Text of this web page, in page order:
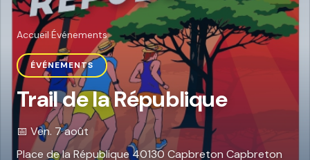
Accueil·Événements
ÉVÉNEMENTS
Trail de la République
📅 Ven. 7 août
Place de la République 40130 Capbreton Capbreton